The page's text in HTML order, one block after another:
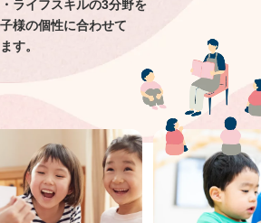
ライフスキルの3分野を
様の個性に合わせて
す。